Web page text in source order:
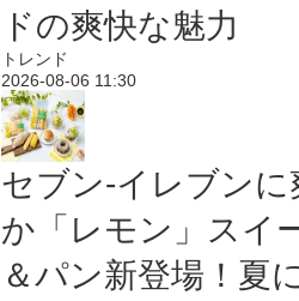
ドの爽快な魅力
トレンド
2026-08-06 11:30
セブン‐イレブンに
か「レモン」スイ
＆パン新登場！夏